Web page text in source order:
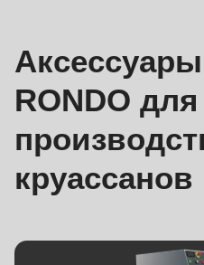
RONDO для
круассанов